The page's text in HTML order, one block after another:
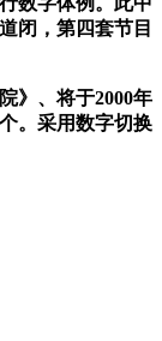
闭，第四套节目
》、将于2000年
。采用数字切换